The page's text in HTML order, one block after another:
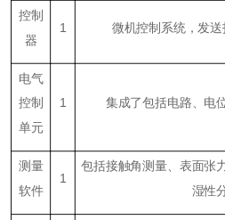
控制
器
1 微机控制系统，发
电气
控制
单元
1 集成了包括电路、电
测量
软件
1
包括接触角测量、表面张
湿性